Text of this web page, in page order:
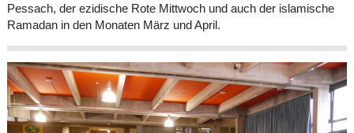
Pessach, der ezidische Rote Mittwoch und auch der islamische
Ramadan in den Monaten März und April.